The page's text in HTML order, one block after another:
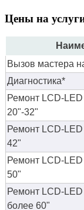
Цены на
Вызов мастера
Диагностика*
Ремонт LCD-
20"-32"
Ремонт LCD-
42"
Ремонт LCD-
50"
Ремонт LCD-
более 60"